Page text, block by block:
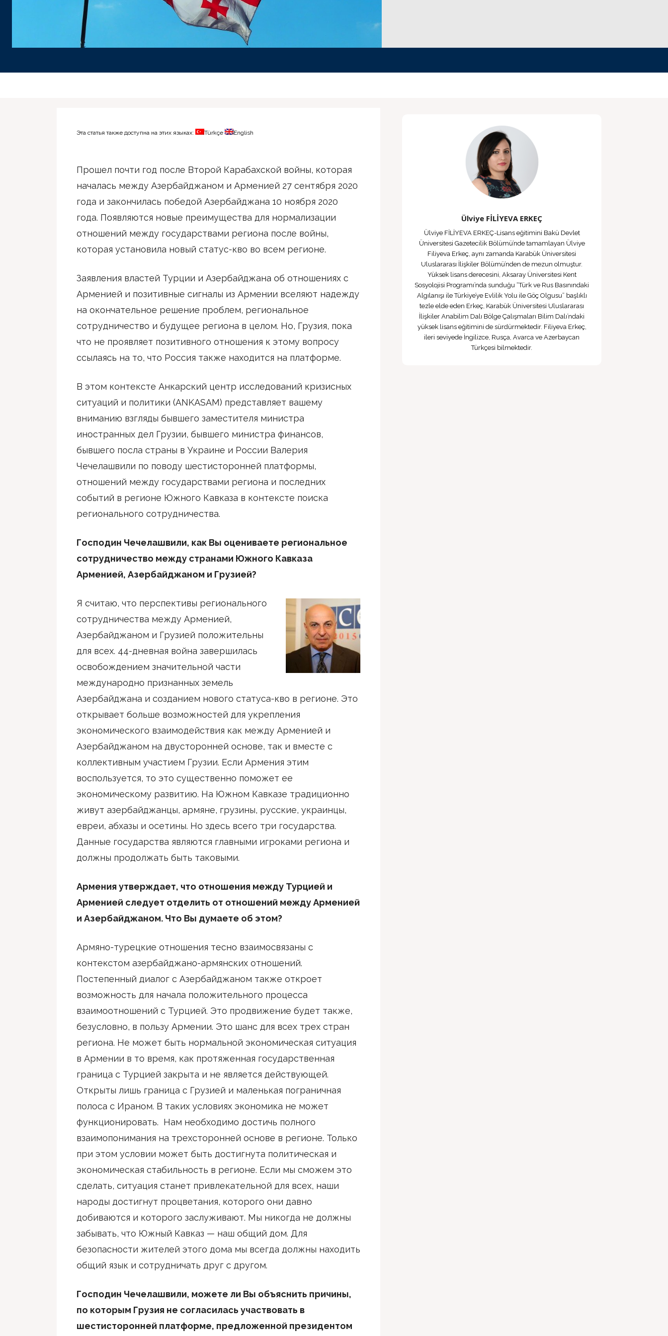
Эта статья также доступна на этих языках: Türkçe English
Прошел почти год после Второй Карабахской войны, которая
началась между Азербайджаном и Арменией 27 сентября 2020
года и закончилась победой Азербайджана 10 ноября 2020
года. Появляются новые преимущества для нормализации
отношений между государствами региона после войны,
которая установила новый статус-кво во всем регионе.
Заявления властей Турции и Азербайджана об отношениях с
Арменией и позитивные сигналы из Армении вселяют надежду
на окончательное решение проблем, региональное
сотрудничество и будущее региона в целом. Но, Грузия, пока
что не проявляет позитивного отношения к этому вопросу
ссылаясь на то, что Россия также находится на платформе.
В этом контексте Анкарский центр исследований кризисных
ситуаций и политики (ANKASAM) представляет вашему
вниманию взгляды бывшего заместителя министра
иностранных дел Грузии, бывшего министра финансов,
бывшего посла страны в Украине и России Валерия
Чечелашвили по поводу шестисторонней платформы,
отношений между государствами региона и последних
событий в регионе Южного Кавказа в контексте поиска
регионального сотрудничества.
Господин Чечелашвили, как Вы оцениваете региональное
сотрудничество между странами Южного Кавказа
Арменией, Азербайджаном и Грузией?
Я считаю, что перспективы регионального
сотрудничества между Арменией,
Азербайджаном и Грузией положительны
для всех. 44-дневная война завершилась
освобождением значительной части
международно признанных земель
Азербайджана и созданием нового статуса-кво в регионе. Это
открывает больше возможностей для укрепления
экономического взаимодействия как между Арменией и
Азербайджаном на двусторонней основе, так и вместе с
коллективным участием Грузии. Если Армения этим
воспользуется, то это существенно поможет ее
экономическому развитию. На Южном Кавказе традиционно
живут азербайджанцы, армяне, грузины, русские, украинцы,
евреи, абхазы и осетины. Но здесь всего три государства.
Данные государства являются главными игроками региона и
должны продолжать быть таковыми.
Армения утверждает, что отношения между Турцией и
Арменией следует отделить от отношений между Арменией
и Азербайджаном. Что Вы думаете об этом?
Армяно-турецкие отношения тесно взаимосвязаны с
контекстом азербайджано-армянских отношений.
Постепенный диалог с Азербайджаном также откроет
возможность для начала положительного процесса
взаимоотношений с Турцией. Это продвижение будет также,
безусловно, в пользу Армении. Это шанс для всех трех стран
региона. Не может быть нормальной экономическая ситуация
в Армении в то время, как протяженная государственная
граница с Турцией закрыта и не является действующей.
Открыты лишь граница с Грузией и маленькая пограничная
полоса с Ираном. В таких условиях экономика не может
функционировать. Нам необходимо достичь полного
взаимопонимания на трехсторонней основе в регионе. Только
при этом условии может быть достигнута политическая и
экономическая стабильность в регионе. Если мы сможем это
сделать, ситуация станет привлекательной для всех, наши
народы достигнут процветания, которого они давно
добиваются и которого заслуживают. Мы никогда не должны
забывать, что Южный Кавказ — наш общий дом. Для
безопасности жителей этого дома мы всегда должны находить
общий язык и сотрудничать друг с другом.
Господин Чечелашвили, можете ли Вы объяснить причины,
по которым Грузия не согласилась участвовать в
шестисторонней платформе, предложенной президентом
Ülviye FİLİYEVA ERKEÇ
Ülviye FİLİYEVA ERKEÇ-Lisans eğitimini Bakü Devlet
Üniversitesi Gazetecilik Bölümü’nde tamamlayan Ülviye
Filiyeva Erkeç, aynı zamanda Karabük Üniversitesi
Uluslararası İlişkiler Bölümü’nden de mezun olmuştur.
Yüksek lisans derecesini, Aksaray Üniversitesi Kent
Sosyolojisi Programı’nda sunduğu “Türk ve Rus Basınındaki
Algılanışı ile Türkiye’ye Evlilik Yolu ile Göç Olgusu” başlıklı
tezle elde eden Erkeç, Karabük Üniversitesi Uluslararası
İlişkiler Anabilim Dalı Bölge Çalışmaları Bilim Dalı’ndaki
yüksek lisans eğitimini de sürdürmektedir. Filiyeva Erkeç,
ileri seviyede İngilizce, Rusça, Avarca ve Azerbaycan
Türkçesi bilmektedir.